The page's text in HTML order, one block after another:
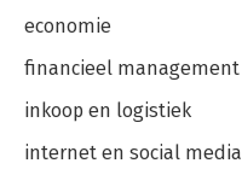
economie
financieel management
inkoop en logistiek
internet en social media